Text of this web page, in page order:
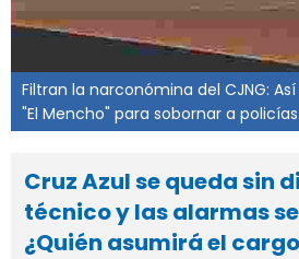
Filtran la narconómina del CJNG:
"El Mencho" para sobornar a
Cruz Azul se queda sin
técnico y las alarmas
¿Quién asumirá el